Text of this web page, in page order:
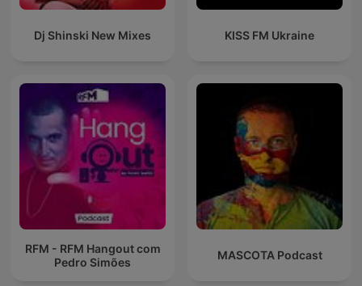
Dj Shinski New Mixes KISS FM Ukraine
RFM - RFM Hangout com
Pedro Simões
MASCOTA Podcast